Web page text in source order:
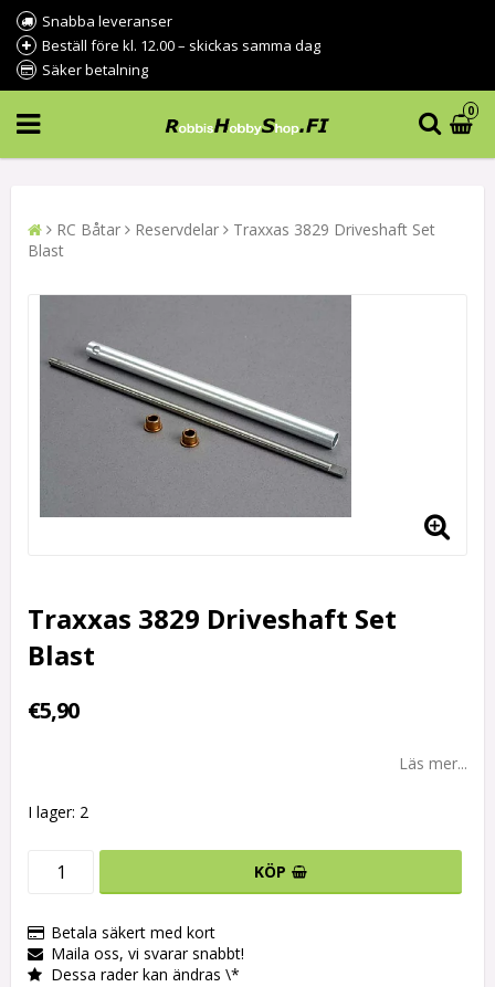
Snabba leveranser
Beställ före kl. 12.00 – skickas samma dag
Säker betalning
0
RC Båtar Reservdelar
Traxxas 3829 Driveshaft Set
Blast
Traxxas 3829 Driveshaft Set
Blast
€5,90
Läs mer...
I lager: 2
KÖP
Betala säkert med kort
Maila oss, vi svarar snabbt!
Dessa rader kan ändras \*